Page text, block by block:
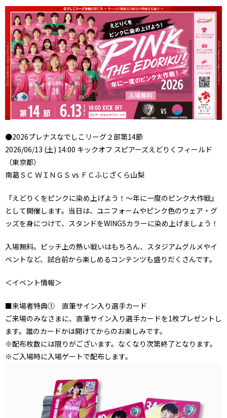
●2026プレナスなでしこリーグ２部第14節
2026/06/13 (土) 14:00 キックオフ スピアーズえどりくフィールド
（東京都）
南葛ＳＣ ＷＩＮＧＳ vs ＦＣふじざくら山梨
『えどりくをピンクに染め上げよう！～年に一度のピンク大作戦』
として開催します。当日は、ユニフォームやピンク色のウェア・グ
ッズを身につけて、スタンドをWINGSカラーに染め上げましょう！
入場無料。ピッチ上の熱い戦いはもちろん、スタジアムグルメやイ
ベントなど、試合前から楽しめるコンテンツも盛りだくさんです。
＜イベント情報＞
■来場者特典① 直筆サイン入り選手カード
ご来場のみなさまに、直筆サイン入り選手カードを1枚プレゼントし
ます。誰のカードかは開けてからのお楽しみです。
※配布枚数には限りがございます。なくなり次第終了となります。
※ご入場時に入場ゲートで配布します。